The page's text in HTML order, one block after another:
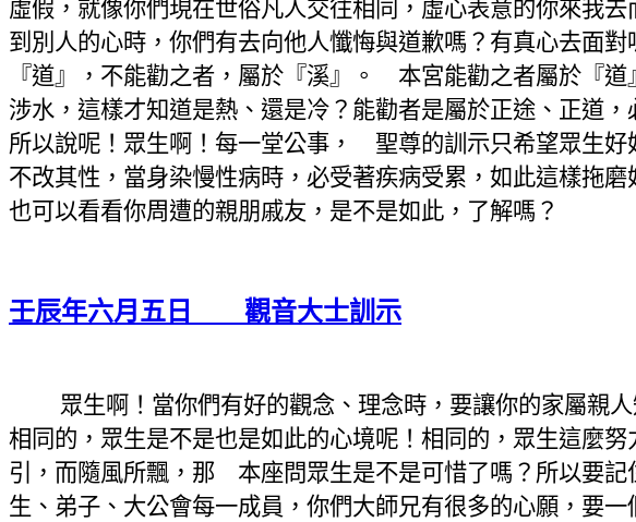
虛假，就像你們現在世俗凡人交往相同，虛心表意的你來我
到別人的心時，你們有去向他人懺悔與道歉嗎？有真心去面
『道』，不能勸之者，屬於『溪』。 本宮能勸之者屬於『
涉水，這樣才知道是熱、還是冷？能勸者是屬於正途、正道
所以說呢！眾生啊！每一堂公事， 聖尊的訓示只希望眾生
不改其性，當身染慢性病時，必受著疾病受累， 如此這樣拖磨
也可以看看你周遭的親朋戚友，是不是如此，了解嗎？
壬辰年六月五日 觀音大士訓示
眾生啊！當你們有好的觀念、理念時，要讓你的家屬親
相同的，眾生是不是也是如此的心境呢！相同的，眾生這麼
引，而隨風所飄，那 本座問眾生是不是可惜了嗎？所以要
生、弟子、大公會每一成員，你們大師兄有很多的心願，要